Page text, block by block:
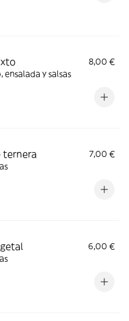
8,00 €
y salsas
ternera
7,00 €
6,00 €